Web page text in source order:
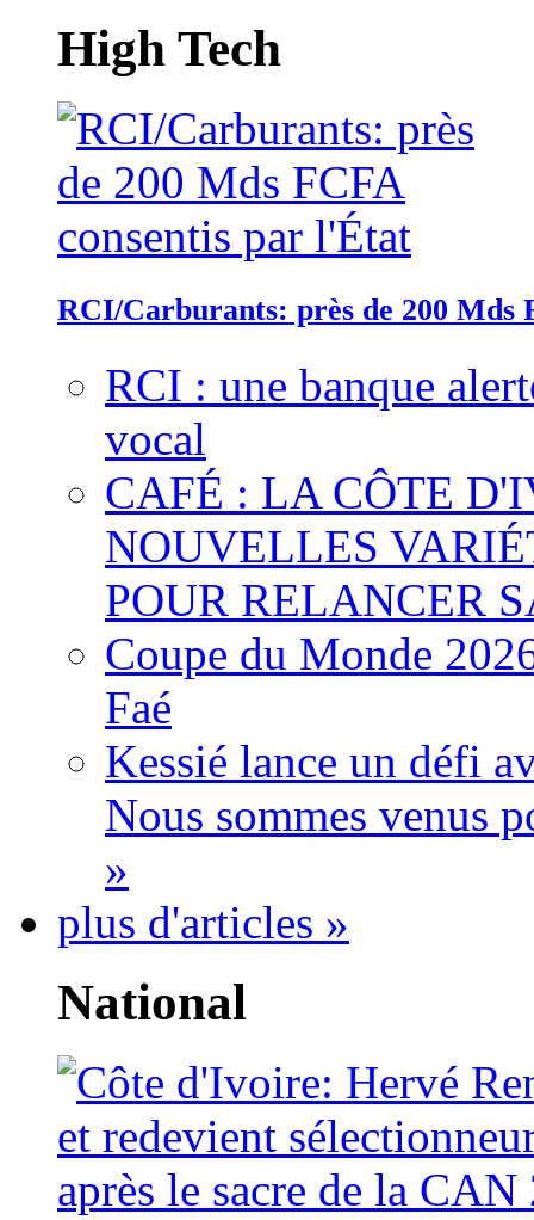
High Tech
RCI/Carburants: près de 200 Mds
RCI : une banque
vocal
CAFÉ : LA CÔTE
NOUVELLES
POUR RELANCER
Coupe du Monde
Faé
Kessié lance un défi
Nous sommes venus
»
plus d'articles »
National